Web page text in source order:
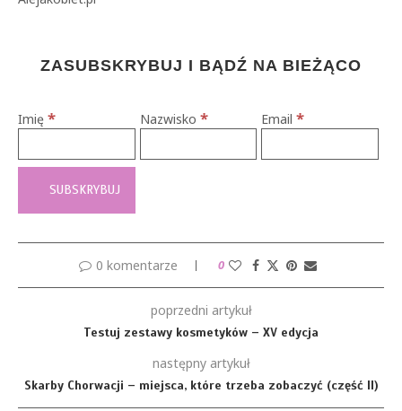
ZASUBSKRYBUJ I BĄDŹ NA BIEŻĄCO
Imię * Nazwisko * Email*
0 komentarze 0
poprzedni artykuł
Testuj zestawy kosmetyków – XV edycja
następny artykuł
Skarby Chorwacji – miejsca, które trzeba zobaczyć (część II)